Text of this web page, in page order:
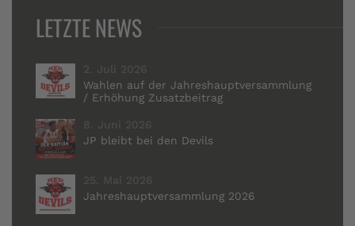
LETZTE NEWS
2. Juli 2026
Wahlen auf der Jahreshauptversammlung
/ Erhöhung Zusatzbeitrag
8. Juni 2026
JP bleibt bei den Devils
25. Mai 2026
Jahreshauptversammlung 2026